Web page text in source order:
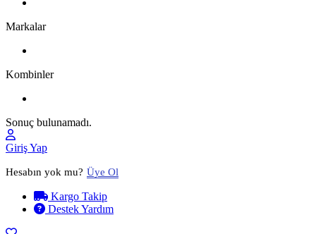
Markalar
Kombinler
Sonuç bulunamadı.
Giriş Yap
Hesabın yok mu? Üye Ol
Kargo Takip
Destek Yardım